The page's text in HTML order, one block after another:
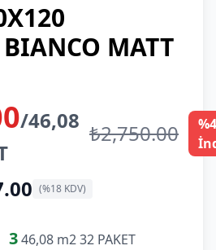
MATT
/46,08 ₺2,750.00
(%18 KDV)
346,08 m2 32 PAKET